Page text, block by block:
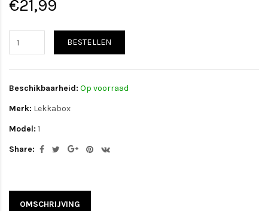
€21,99
BESTELLEN
Beschikbaarheid: Op voorraad
Merk: Lekkabox
Model: 1
Share:
OMSCHRIJVING